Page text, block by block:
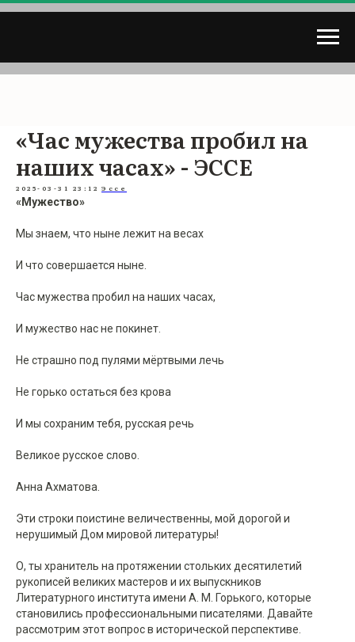
«Час мужества пробил на
наших часах» - ЭССЕ
2025-03-31 23:12 Эссе
«Мужество»
Мы знаем, что ныне лежит на весах
И что совершается ныне.
Час мужества пробил на наших часах,
И мужество нас не покинет.
Не страшно под пулями мёртвыми лечь
Не горько остаться без крова
И мы сохраним тебя, русская речь
Великое русское слово.
Анна Ахматова.
Эти строки поистине величественны, мой дорогой и
нерушимый Дом мировой литературы!
О, ты хранитель на протяжении стольких десятилетий
рукописей великих мастеров и их выпускников
Литературного института имени А. М. Горького, которые
становились профессиональными писателями. Давайте
рассмотрим этот вопрос в исторической перспективе.